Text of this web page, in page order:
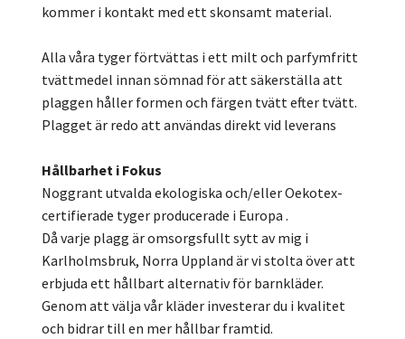
kommer i kontakt med ett skonsamt material.
Alla våra tyger förtvättas i ett milt och parfymfritt
tvättmedel innan sömnad för att säkerställa att
plaggen håller formen och färgen tvätt efter tvätt.
Plagget är redo att användas direkt vid leverans
Hållbarhet i Fokus
Noggrant utvalda ekologiska och/eller Oekotex-
certifierade tyger producerade i Europa .
Då varje plagg är omsorgsfullt sytt av mig i
Karlholmsbruk, Norra Uppland är vi stolta över att
erbjuda ett hållbart alternativ för barnkläder.
Genom att välja vår kläder investerar du i kvalitet
och bidrar till en mer hållbar framtid.